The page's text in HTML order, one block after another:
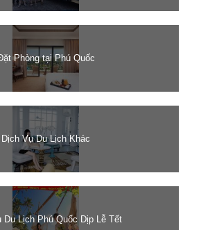
Phòng tại Phú Quốc
Dịch Vụ Du Lịch Khác
Du Lịch Phú Quốc Dịp Lễ Tết